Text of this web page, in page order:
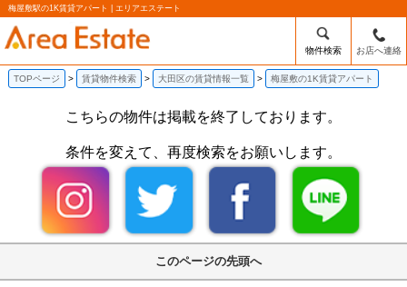
梅屋敷駅の1K賃貸アパート | エリアエステート
物件検索 お店へ連絡
TOPページ 賃貸物件検索 大田区の賃貸情報一覧 梅屋敷の1K賃貸アパート
こちらの物件は掲載を終了しております。
条件を変えて、再度検索をお願いします。
このページの先頭へ